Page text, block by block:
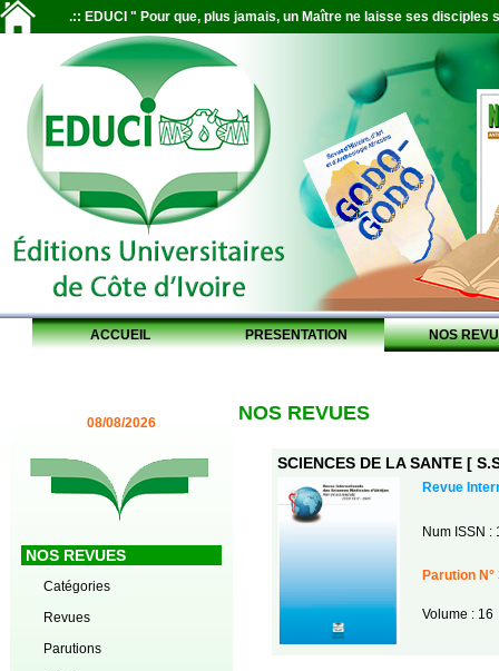
.:: EDUCI " Pour que, plus jamais, un Maître ne laisse ses disciples
ACCUEIL PRESENTATION NOS
08/08/2026
NOS REVUES
Catégories
Revues
Parutions
NOS REVUES
SCIENCES DE LA SANTE [
Revue
Num ISSN :
Parution N°
Volume : 16